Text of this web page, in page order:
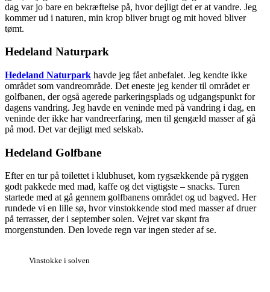
dag var jo bare en bekræftelse på, hvor dejligt det er at vandre. Jeg
kommer ud i naturen, min krop bliver brugt og mit hoved bliver
tømt.
Hedeland Naturpark
Hedeland Naturpark havde jeg fået anbefalet. Jeg kendte ikke
området som vandreområde. Det eneste jeg kender til området er
golfbanen, der også agerede parkeringsplads og udgangspunkt for
dagens vandring. Jeg havde en veninde med på vandring i dag, en
veninde der ikke har vandreerfaring, men til gengæld masser af gå
på mod. Det var dejligt med selskab.
Hedeland Golfbane
Efter en tur på toilettet i klubhuset, kom rygsækkende på ryggen
godt pakkede med mad, kaffe og det vigtigste – snacks. Turen
startede med at gå gennem golfbanens området og ud bagved. Her
rundede vi en lille sø, hvor vinstokkende stod med masser af druer
på terrasser, der i september solen. Vejret var skønt fra
morgenstunden. Den lovede regn var ingen steder af se.
Vinstokke i solven